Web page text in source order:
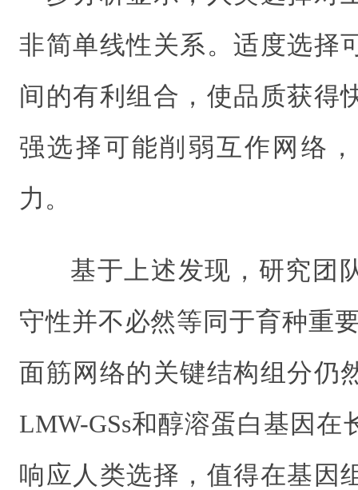
非简单线性关系。适度选择
间的有利组合，使品质获得
强选择可能削弱互作网络
力。
基于上述发现，研究团
守性并不必然等同于育种重
面筋网络的关键结构组分仍
LMW-GSs和醇溶蛋白基因在
响应人类选择，值得在基因